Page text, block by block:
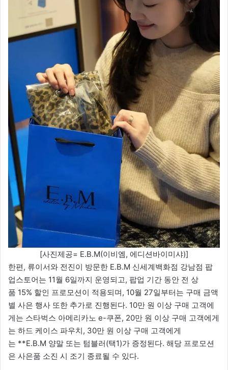
[사진제공= E.B.M(이비엠, 에디션바이미샤)]
한편, 류이서와 전진이 방문한 E.B.M 신세계백화점 강남점 팝
업스토어는 11월 6일까지 운영되고, 팝업 기간 동안 전 상
품 15% 할인 프로모션이 적용되며, 10월 27일부터는 구매 금액
별 사은 행사 또한 추가로 진행된다. 10만 원 이상 구매 고객에
게는 스타벅스 아메리카노 e-쿠폰, 20만 원 이상 구매 고객에게
는 하드 케이스 파우치, 30만 원 이상 구매 고객에게
는 **E.B.M 양말 또는 텀블러(택1)가 증정된다. 해당 프로모션
은 사은품 소진 시 조기 종료될 수 있다.